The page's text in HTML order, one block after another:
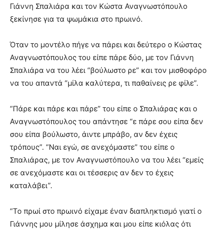
Γιάννη Σπαλιάρα και τον Κώστα Αναγνωστόπουλο
ξεκίνησε για τα ψωμάκια στο πρωινό.
Όταν το μοντέλο πήγε να πάρει και δεύτερο ο Κώστας
Αναγνωστόπουλος του είπε πάρε δύο, με τον Γιάννη
Σπαλιάρα να του λέει “βούλωστο ρε” και τον μισθοφόρο
να του απαντά “μίλα καλύτερα, τι παθαίνεις ρε φίλε”.
“Πάρε και πάρε και πάρε” του είπε ο Σπαλιάρας και ο
Αναγνωστόπουλος του απάντησε “ε πάρε σου είπα δεν
σου είπα βούλωστο, άιντε μπράβο, αν δεν έχεις
τρόπους”. “Ναι εγώ, σε ανεχόμαστε” του είπε ο
Σπαλιάρας, με τον Αναγνωστόπουλο να του λέει “εμείς
σε ανεχόμαστε και οι τέσσερις αν δεν το έχεις
καταλάβει”.
“Το πρωί στο πρωινό είχαμε έναν διαπληκτισμό γιατί ο
Γιάννης μου μίλησε άσχημα και μου είπε κιόλας ότι